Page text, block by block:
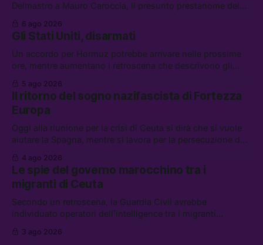
Delmastro a Mauro Caroccia, il presunto prestanome del
attacchi in Libano, il governo chiederà 36 miliardi di
flessibilità in armi e energia, e Grokipedia è già stata
abbandonata
6 ago 2026
Gli Stati Uniti, disarmati
Un accordo per Hormuz potrebbe arrivare nelle prossime
ore, mentre aumentano i retroscena che descrivono gli
chi aspetta i dispersi di Ceuta, il boom dei carburanti
diluiti, e quanti attivisti anti data center sono stati arrestati
5 ago 2026
Il ritorno del sogno nazifascista di Fortezza
Europa
Oggi alla riunione per la crisi di Ceuta si dirà che si vuole
aiutare la Spagna, mentre si lavora per la persecuzione dei
spontanei a Gaza, un giovane di 19 anni è morto sotto il
sole per raccogliere pomodori, e cosa dice l’AI Act europeo
4 ago 2026
Le spie del governo marocchino tra i
migranti di Ceuta
Secondo un retroscena, la Guardia Civil avrebbe
individuato operatori dell’intelligence tra i migranti
hanno ucciso 19 persone a Gaza; le tensioni nel campo
3 ago 2026